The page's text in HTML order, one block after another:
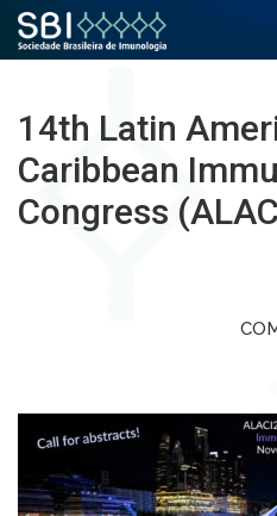
o
conteúdo
14th Latin
Caribbean
Congress